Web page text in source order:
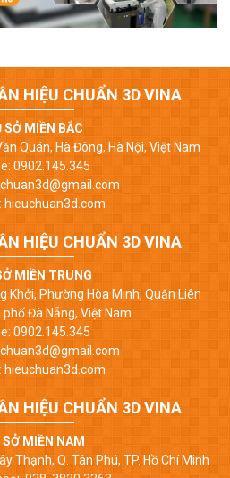
HIỆU CHUẨN 3D VINA
SỞ MIỀN BẮC
Quán, Hà Đông, Hà Nội, Việt Nam
0902.145.345
hieuchuan3d.com
HIỆU CHUẨN 3D VINA
MIỀN TRUNG
Khởi, Phường Hòa Minh, Quận Liên
phố Đà Nẵng, Việt Nam
0902.145.345
hieuchuan3d.com
HIỆU CHUẨN 3D VINA
SỞ MIỀN NAM
Thạnh, Q. Tân Phú, TP. Hồ Chí Minh